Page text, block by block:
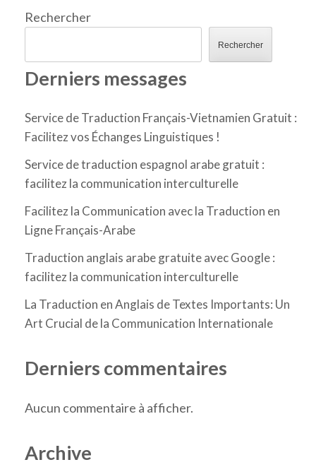
Rechercher
Rechercher
Derniers messages
Service de Traduction Français-Vietnamien Gratuit :
Facilitez vos Échanges Linguistiques !
Service de traduction espagnol arabe gratuit :
facilitez la communication interculturelle
Facilitez la Communication avec la Traduction en
Ligne Français-Arabe
Traduction anglais arabe gratuite avec Google :
facilitez la communication interculturelle
La Traduction en Anglais de Textes Importants: Un
Art Crucial de la Communication Internationale
Derniers commentaires
Aucun commentaire à afficher.
Archive